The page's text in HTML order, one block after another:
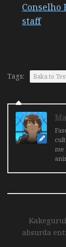
Conselho
staff
Tags: Baka to
me
absurda